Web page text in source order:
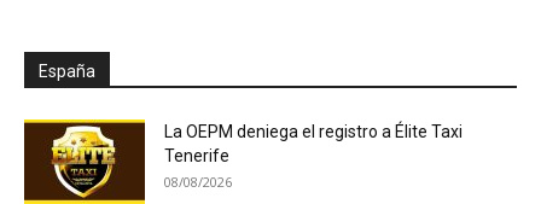
España
La OEPM deniega el registro a Élite Taxi
Tenerife
08/08/2026